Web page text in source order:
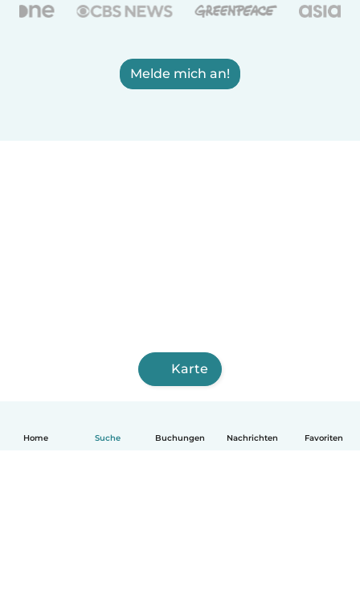
Home Suche Buchungen Nachrichten Favoriten
Melde mich an!
Karte